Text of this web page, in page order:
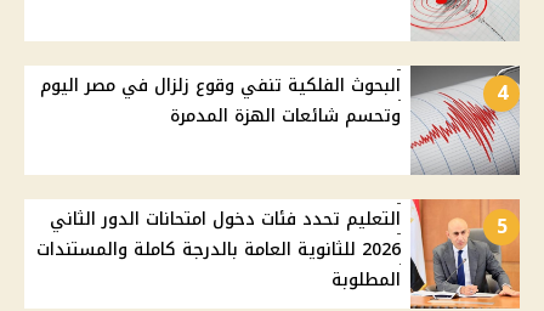
4
البحوث الفلكية تنفي وقوع زلزال في مصر اليوم
وتحسم شائعات الهزة المدمرة
5
التعليم تحدد فئات دخول امتحانات الدور الثاني
2026 للثانوية العامة بالدرجة كاملة والمستندات
المطلوبة